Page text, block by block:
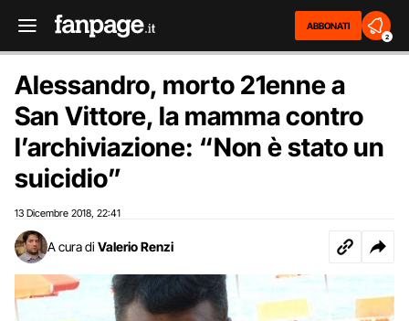
ABBONATI
2
Alessandro, morto 21enne a
San Vittore, la mamma contro
l’archiviazione: “Non è stato un
suicidio”
13 Dicembre 2018 22:41
A cura di Valerio Renzi